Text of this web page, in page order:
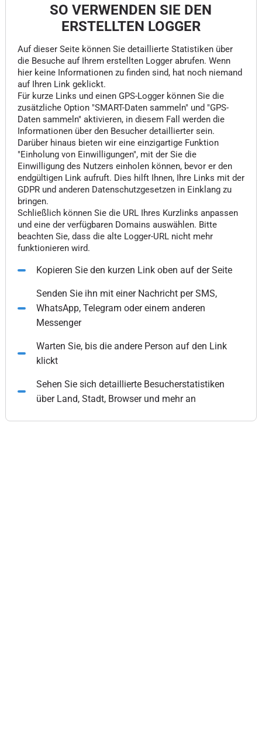
SO VERWENDEN SIE DEN
ERSTELLTEN LOGGER
Auf dieser Seite können Sie detaillierte Statistiken über
die Besuche auf Ihrem erstellten Logger abrufen. Wenn
hier keine Informationen zu finden sind, hat noch niemand
auf Ihren Link geklickt.
Für kurze Links und einen GPS-Logger können Sie die
zusätzliche Option "SMART-Daten sammeln" und "GPS-
Daten sammeln" aktivieren, in diesem Fall werden die
Informationen über den Besucher detaillierter sein.
Darüber hinaus bieten wir eine einzigartige Funktion
"Einholung von Einwilligungen", mit der Sie die
Einwilligung des Nutzers einholen können, bevor er den
endgültigen Link aufruft. Dies hilft Ihnen, Ihre Links mit der
GDPR und anderen Datenschutzgesetzen in Einklang zu
bringen.
Schließlich können Sie die URL Ihres Kurzlinks anpassen
und eine der verfügbaren Domains auswählen. Bitte
beachten Sie, dass die alte Logger-URL nicht mehr
funktionieren wird.
Kopieren Sie den kurzen Link oben auf der Seite
Senden Sie ihn mit einer Nachricht per SMS,
WhatsApp, Telegram oder einem anderen
Messenger
Warten Sie, bis die andere Person auf den Link
klickt
Sehen Sie sich detaillierte Besucherstatistiken
über Land, Stadt, Browser und mehr an